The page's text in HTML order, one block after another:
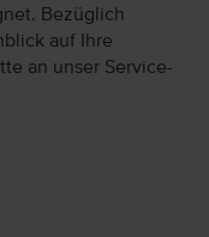
Bezüglich
auf Ihre
an unser Service-